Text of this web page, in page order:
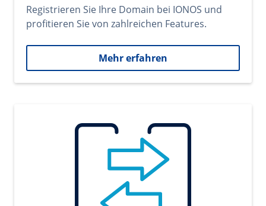
Registrieren Sie Ihre Domain bei IONOS und
profitieren Sie von zahlreichen Features.
Mehr erfahren